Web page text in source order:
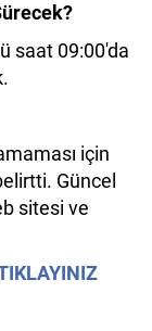
saat 09:00'da
için
Güncel
sitesi ve